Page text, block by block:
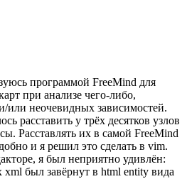
программой FreeMind для
при анализе чего-либо,
неочевидных зависимостей.
расставить у трёх десятков узлов
Расставлять их в самой FreeMind
и я решил это сделать в vim.
я был неприятно удивлён:
xml был завёрнут в html entity вида